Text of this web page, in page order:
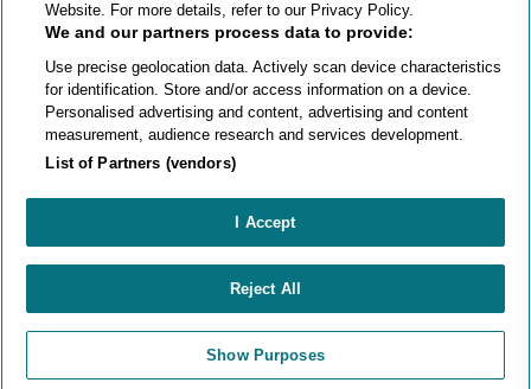
1.000.000 merdiven asansörü
Stannah 1.000.000’den fazla merdiven asansörünün
kurulumunu gerçekleştirmiştir.
Ürünler
Döner Merdiven Asansörleri
Dış Mekân Merdiven Asansörleri
Düz Merdiven Asansörleri
Merdiven Asansörü Satın Alma
Stannah @ 2026
Website. For more details, refer to our Privacy Policy.
We and our partners process data to provide:
Use precise geolocation data. Actively scan device characteristics
for identification. Store and/or access information on a device.
Personalised advertising and content, advertising and content
measurement, audience research and services development.
List of Partners (vendors)
I Accept
Reject All
Show Purposes